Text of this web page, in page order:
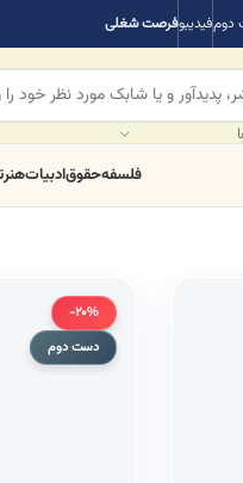
دومفیدیبوفرصت شغلی
فلسفهحقوقادبیاتهنر
-20%
دست دوم